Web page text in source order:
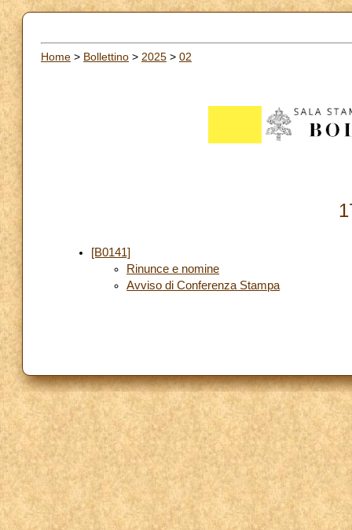
Home > Bollettino > 2025 > 02
[B0141]
Rinunce e nomine
Avviso di Conferenza Stampa